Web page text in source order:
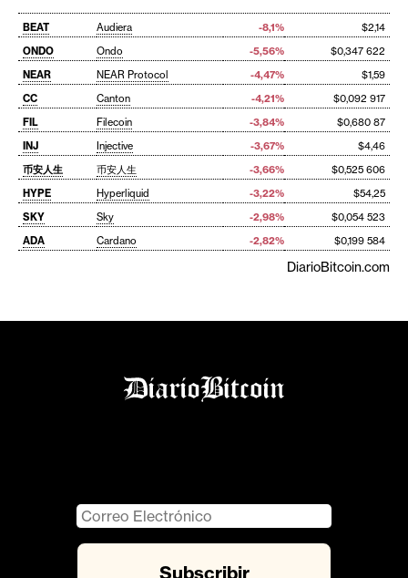
BEAT Audiera -8,1%
$2,14
ONDO
Ondo -5,56%
$0,347 622
NEAR
NEAR Protocol -4,47%
$1,59
CC
Canton -4,21%
$0,092 917
FIL
Filecoin -3,84%
$0,680 87
INJ
Injective -3,67%
$4,46
币安人生
币安人生 -3,66%
$0,525 606
HYPE
Hyperliquid -3,22%
$54,25
SKY
Sky -2,98%
$0,054 523
ADA
Cardano -2,82% $0,199 584
DiarioBitcoin.com